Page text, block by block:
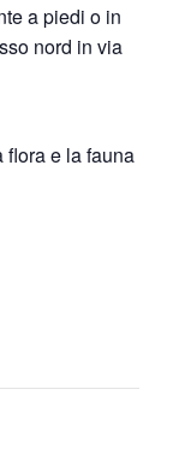
a piedi o in
nord in via
flora e la fauna